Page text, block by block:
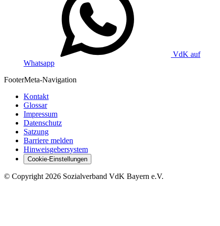
VdK auf
Whatsapp
FooterMeta-Navigation
Kontakt
Glossar
Impressum
Datenschutz
Satzung
Barriere melden
Hinweisgebersystem
Cookie-Einstellungen
© Copyright 2026 Sozialverband VdK Bayern e.V.